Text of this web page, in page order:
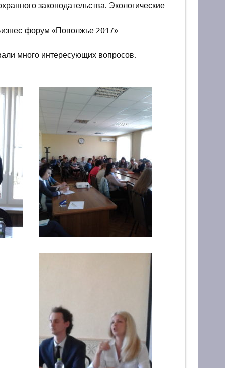
законодательства. Экологические
форум «Поволжье 2017»
много интересующих вопросов.